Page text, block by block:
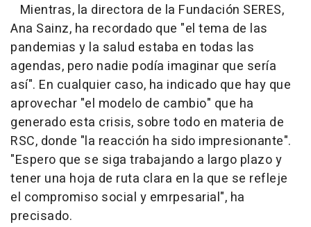
Mientras, la directora de la Fundación SERES,
Ana Sainz, ha recordado que "el tema de las
pandemias y la salud estaba en todas las
agendas, pero nadie podía imaginar que sería
así". En cualquier caso, ha indicado que hay que
aprovechar "el modelo de cambio" que ha
generado esta crisis, sobre todo en materia de
RSC, donde "la reacción ha sido impresionante".
"Espero que se siga trabajando a largo plazo y
tener una hoja de ruta clara en la que se refleje
el compromiso social y emrpesarial", ha
precisado.